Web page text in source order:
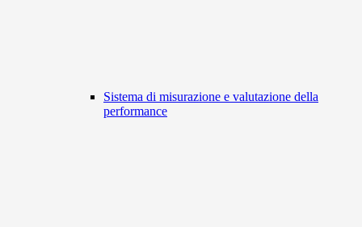
Sistema di misurazione e valutazione della
performance